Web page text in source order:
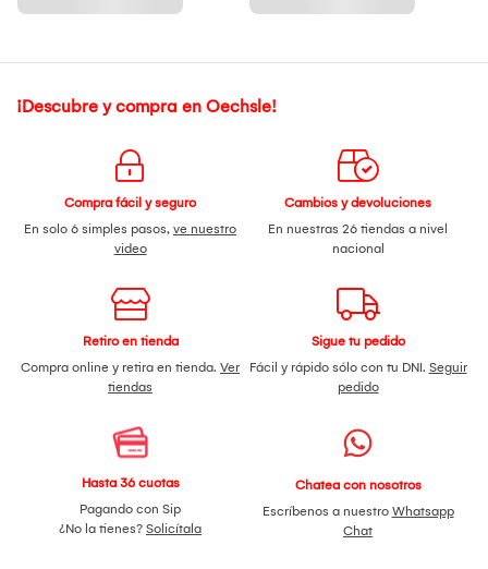
¡Descubre y compra en Oechsle!
Compra fácil y seguro
En solo 6 simples pasos, ve nuestro
video
Cambios y devoluciones
En nuestras 26 tiendas a nivel
nacional
Retiro en tienda
Compra online y retira en tienda. Ver
tiendas
Sigue tu pedido
Fácil y rápido sólo con tu DNI. Seguir
pedido
Hasta 36 cuotas
Pagando con Sip
¿No la tienes? Solicítala
Chatea con nosotros
Escríbenos a nuestro Whatsapp
Chat